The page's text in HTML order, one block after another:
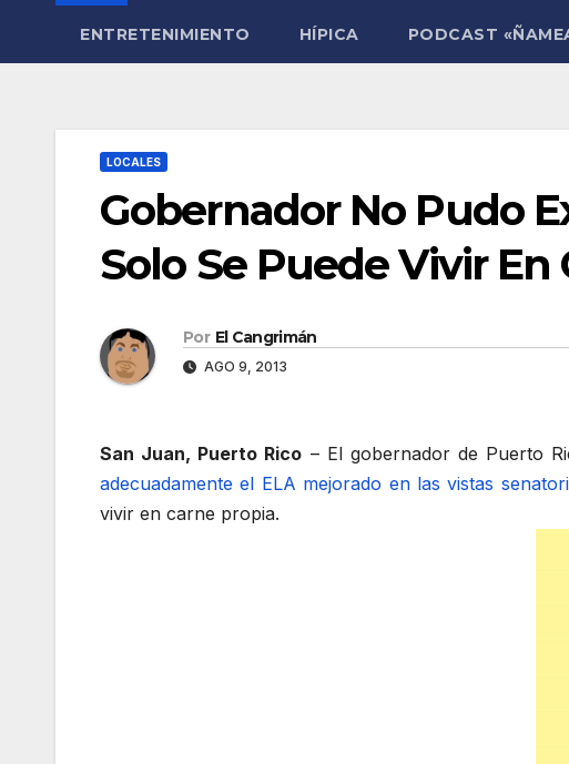
ENTRETENIMIENTO HÍPICA PODCAST
LOCALES
Gobernador No Pudo
Solo Se Puede Vivir En
Por El Cangrimán
AGO 9, 2013
San Juan, Puerto Rico – El gobernador de Puerto
adecuadamente el ELA mejorado en las vistas
vivir en carne propia.